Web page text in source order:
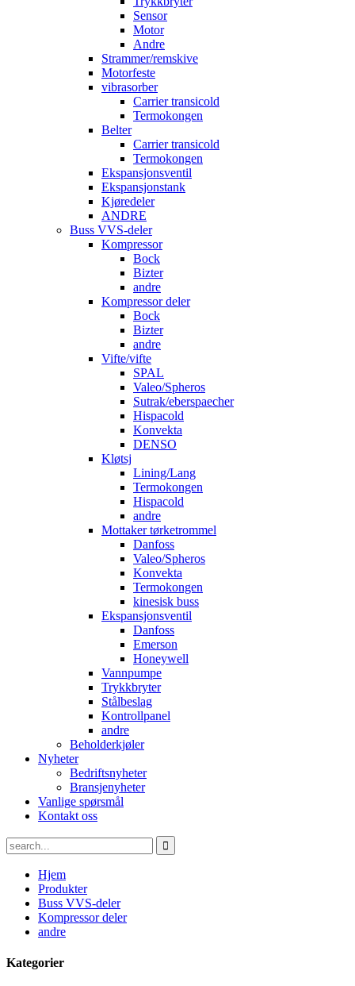
Sensor
Motor
Andre
Strammer/remskive
Motorfeste
vibrasorber
Carrier transicold
Termokongen
Belter
Carrier transicold
Termokongen
Ekspansjonsventil
Ekspansjonstank
Kjøredeler
ANDRE
Buss VVS-deler
Kompressor
Bock
Bizter
andre
Kompressor deler
Bock
Bizter
andre
Vifte/vifte
SPAL
Valeo/Spheros
Sutrak/eberspaecher
Hispacold
Konvekta
DENSO
Kløtsj
Lining/Lang
Termokongen
Hispacold
andre
Mottaker tørketrommel
Danfoss
Valeo/Spheros
Konvekta
Termokongen
kinesisk buss
Ekspansjonsventil
Danfoss
Emerson
Honeywell
Vannpumpe
Trykkbryter
Stålbeslag
Kontrollpanel
andre
Beholderkjøler
Nyheter
Bedriftsnyheter
Bransjenyheter
Vanlige spørsmål
Kontakt oss
Hjem
Produkter
Buss VVS-deler
Kompressor deler
andre
Kategorier